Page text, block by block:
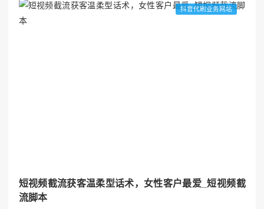
度，系统讲解快手数字人直播的快速起号方法，帮助新手在竞
争激烈的市场中实现冷启动突破。视涨阁---## 一、账号搭建：
抖音代刷业务网站
短视频截流获客温柔型话术，女性客户最爱_短视频截
流脚本